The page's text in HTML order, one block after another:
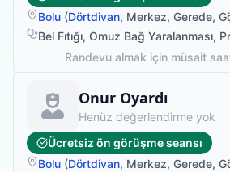
Bolu (Dörtdivan, Merkez, Gerede,
Bel Fıtığı, Omuz Bağ Yaralanması,
Randevu almak için müsait
Onur Oyardı
Fizyoterapist
Henüz değerlendirme yok
Ücretsiz ön görüşme seansı
Bolu (Dörtdivan, Merkez, Gerede,